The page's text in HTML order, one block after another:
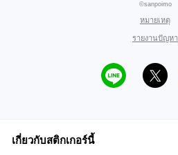
©sanpoimo
หมายเหตุ
รายงานปัญหา
เกี่ยวกับสติกเกอร์นี้